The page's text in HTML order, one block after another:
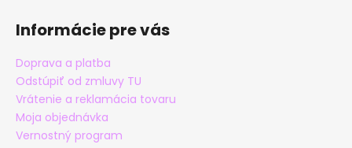
Informácie pre vás
Doprava a platba
Odstúpiť od zmluvy TU
Vrátenie a reklamácia tovaru
Moja objednávka
Vernostný program